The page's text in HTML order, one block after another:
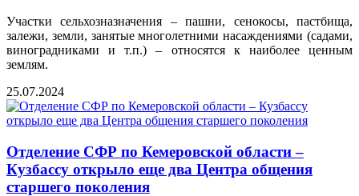
Участки сельхозназначения – пашни, сенокосы, пастбища,
залежи, земли, занятые многолетними насаждениями (садами,
виноградниками и т.п.) – относятся к наиболее ценным
землям.
25.07.2024
Отделение СФР по Кемеровской области –
Кузбассу открыло еще два Центра общения
старшего поколения